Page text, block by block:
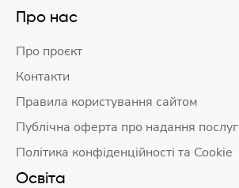
Про нас
Про проєкт
Контакти
Правила користування сайтом
Публічна оферта про надання послуг
Політика конфіденційності та Cookie
Освіта